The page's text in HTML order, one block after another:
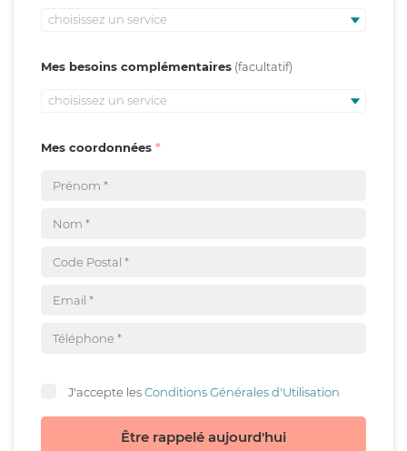
choisissez un service
Mes besoins complémentaires
choisissez un service
Mes coordonnées
J'accepte lesConditions Générales d'Utilisation
Être rappelé aujourd'hui